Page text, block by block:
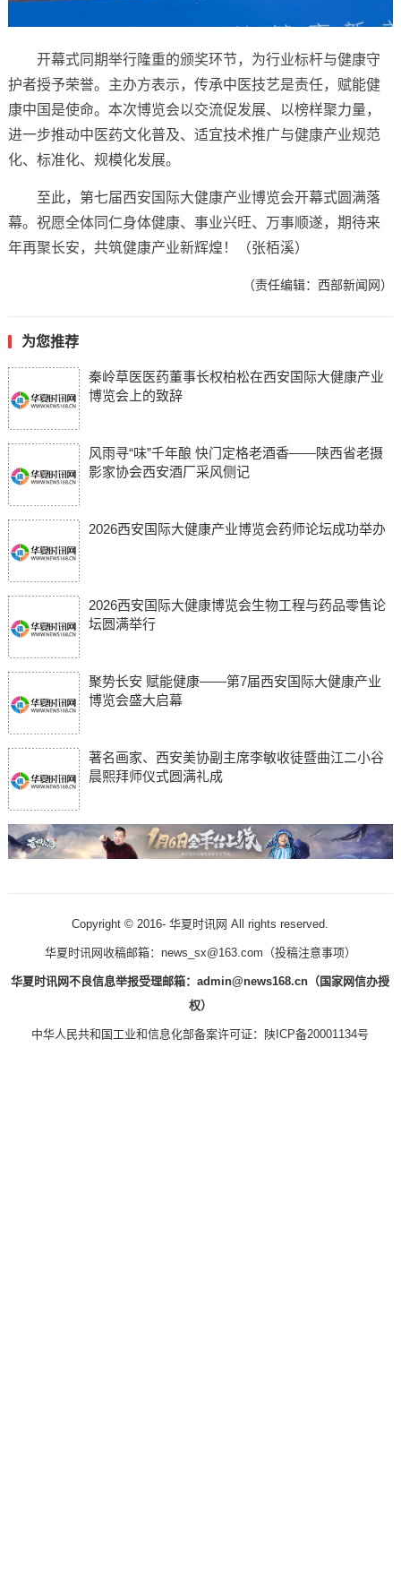
开幕式同期举行隆重的颁奖环节，为行业标杆与健康守
护者授予荣誉。主办方表示，传承中医技艺是责任，赋能健
康中国是使命。本次博览会以交流促发展、以榜样聚力量，
进一步推动中医药文化普及、适宜技术推广与健康产业规范
化、标准化、规模化发展。
至此，第七届西安国际大健康产业博览会开幕式圆满落
幕。祝愿全体同仁身体健康、事业兴旺、万事顺遂，期待来
年再聚长安，共筑健康产业新辉煌！（张栢溪）
（责任编辑：西部新闻网）
为您推荐
秦岭草医医药董事长权柏松在西安国际大健康产业
博览会上的致辞
风雨寻“味”千年酿 快门定格老酒香——陕西省老摄
影家协会西安酒厂采风侧记
2026西安国际大健康产业博览会药师论坛成功举办
2026西安国际大健康博览会生物工程与药品零售论
坛圆满举行
聚势长安 赋能健康——第7届西安国际大健康产业
博览会盛大启幕
著名画家、西安美协副主席李敏收徒暨曲江二小谷
晨熙拜师仪式圆满礼成
Copyright © 2016- 华夏时讯网 All rights reserved.
华夏时讯网收稿邮箱：news_sx@163.com（投稿注意事项）
华夏时讯网不良信息举报受理邮箱：admin@news168.cn（国家网信办授
权）
中华人民共和国工业和信息化部备案许可证： 陕ICP备20001134号